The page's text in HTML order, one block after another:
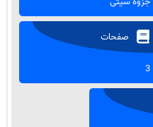
صفحات
3